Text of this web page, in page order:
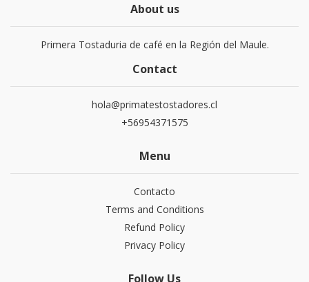
About us
Primera Tostaduria de café en la Región del Maule.
Contact
hola@primatestostadores.cl
+56954371575
Menu
Contacto
Terms and Conditions
Refund Policy
Privacy Policy
Follow Us